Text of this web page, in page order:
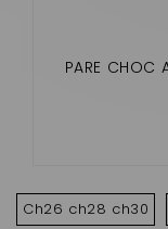
PARE CHOC
Ch26 ch28 ch30